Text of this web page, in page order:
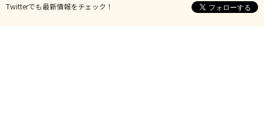
Twitterでも最新情報をチェック！